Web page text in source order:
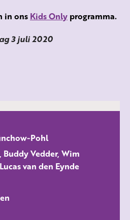
in ons Kids Only programma.
3 juli 2020
Pohl
Buddy Vedder, Wim
van den Eynde